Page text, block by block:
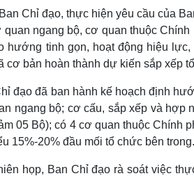
- giảm cân
mạch online
Chỉ đạo, thực hiện yêu cầu của
quan ngang bộ, cơ quan thuộc
hướng tinh gọn, hoạt động hiệu
cơ bản hoàn thành dự kiến sắp xếp
đạo đã ban hành kế hoạch định
ngang bộ; cơ cấu, sắp xếp và hợp
05 Bộ); có 4 cơ quan thuộc Chính
15%-20% đầu mối tổ chức bên trong.
họp, Ban Chỉ đạo rà soát việc